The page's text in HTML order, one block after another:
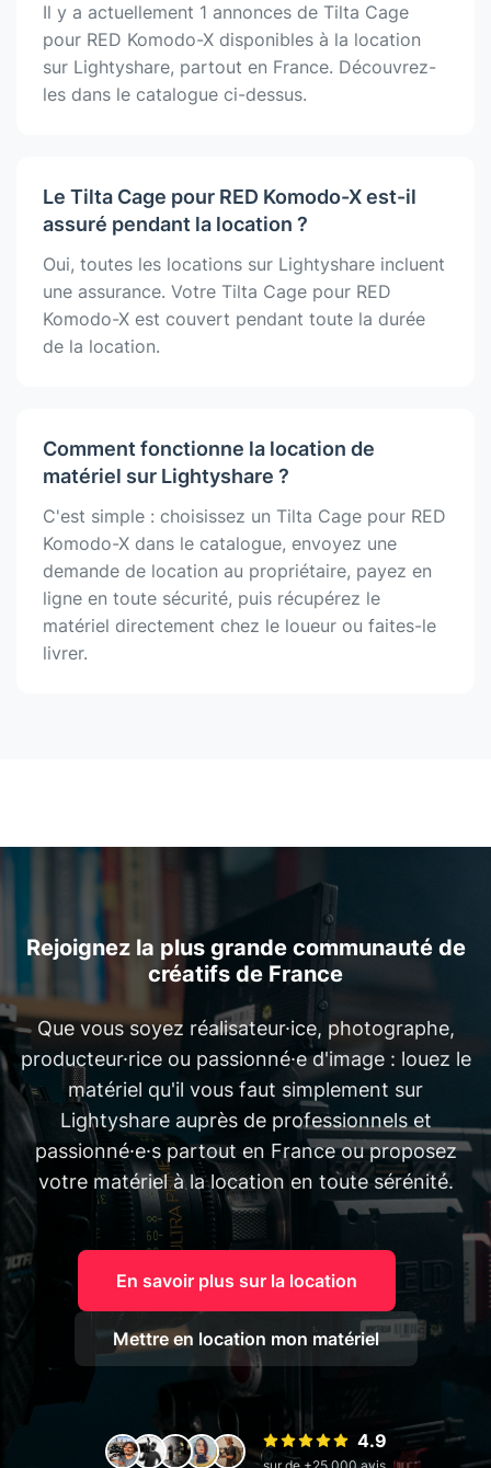
Il y a actuellement 1 annonces de Tilta Cage
pour RED Komodo-X disponibles à la location
sur Lightyshare, partout en France. Découvrez-
les dans le catalogue ci-dessus.
Le Tilta Cage pour RED Komodo-X est-il
assuré pendant la location ?
Oui, toutes les locations sur Lightyshare incluent
une assurance. Votre Tilta Cage pour RED
Komodo-X est couvert pendant toute la durée
de la location.
Comment fonctionne la location de
matériel sur Lightyshare ?
C'est simple : choisissez un Tilta Cage pour RED
Komodo-X dans le catalogue, envoyez une
demande de location au propriétaire, payez en
ligne en toute sécurité, puis récupérez le
matériel directement chez le loueur ou faites-le
livrer.
Rejoignez la plus grande communauté de
créatifs de France
Que vous soyez réalisateur·ice, photographe,
producteur·rice ou passionné·e d'image : louez le
matériel qu'il vous faut simplement sur
Lightyshare auprès de professionnels et
passionné·e·s partout en France ou proposez
votre matériel à la location en toute sérénité.
En savoir plus sur la location
Mettre en location mon matériel
4.9